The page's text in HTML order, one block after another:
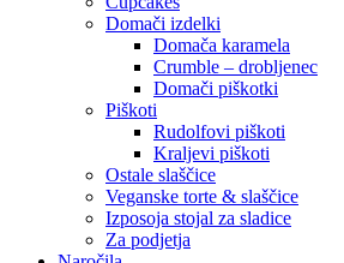
Domači izdelki
Domača karamela
Crumble – drobljenec
Domači piškotki
Piškoti
Rudolfovi piškoti
Kraljevi piškoti
Ostale slaščice
Veganske torte & slaščice
Izposoja stojal za sladice
Za podjetja